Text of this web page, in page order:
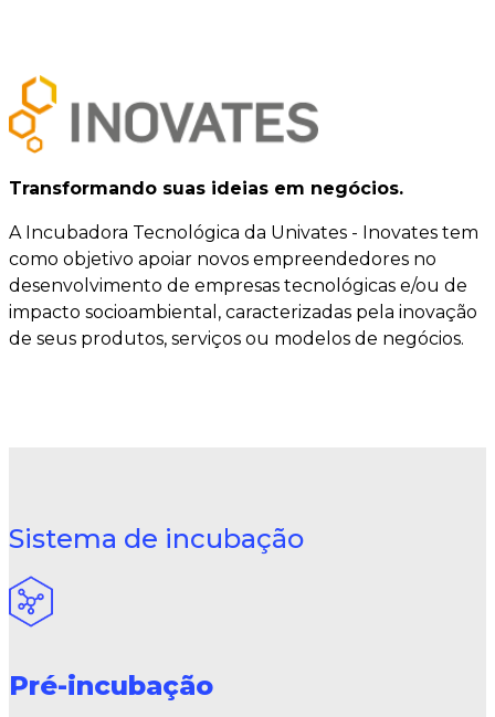
Transformando suas ideias em negócios.
A Incubadora Tecnológica da Univates - Inovates tem
como objetivo apoiar novos empreendedores no
desenvolvimento de empresas tecnológicas e/ou de
impacto socioambiental, caracterizadas pela inovação
de seus produtos, serviços ou modelos de negócios.
Sistema de incubação
Pré-incubação